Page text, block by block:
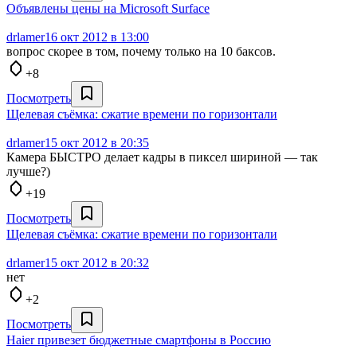
Объявлены цены на Microsoft Surface
drlamer16 окт 2012 в 13:00
вопрос скорее в том, почему только на 10 баксов.
+8
Посмотреть
Щелевая съёмка: сжатие времени по горизонтали
drlamer15 окт 2012 в 20:35
Камера БЫСТРО делает кадры в пиксел шириной — так
лучше?)
+19
Посмотреть
Щелевая съёмка: сжатие времени по горизонтали
drlamer15 окт 2012 в 20:32
нет
+2
Посмотреть
Haier привезет бюджетные смартфоны в Россию